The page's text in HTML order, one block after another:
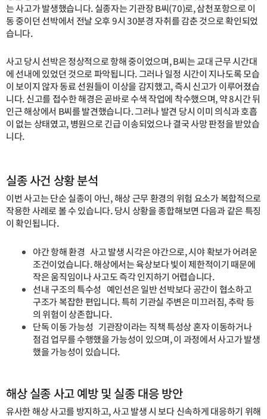
는 사고가 발생했습니다. 실종자는 기관장 B씨(70)로, 삼천포항으로 이
동 중이던 선박에서 전날 오후 9시 30분경 자취를 감춘 것으로 확인되었
습니다.
사고 당시 선박은 정상적으로 항해 중이었으며, B씨는 교대 근무 시간대
에 선내에 있었던 것으로 파악됩니다. 그러나 일정 시간이 지나도록 모습
이 보이지 않자 동료 선원들이 이상을 감지했고, 즉시 신고가 이루어졌습
니다. 신고를 접수한 해경은 곧바로 수색 작업에 착수했으며, 약 8시간 뒤
인근 해상에서 B씨를 발견했습니다. 그러나 발견 당시 이미 의식과 호흡
이 없는 상태였고, 병원으로 긴급 이송되었으나 결국 사망 판정을 받았습
니다.
실종 사건 상황 분석
이번 사고는 단순 실종이 아닌, 해상 근무 환경의 위험 요소가 복합적으로
작용한 사례로 볼 수 있습니다. 당시 상황을 종합해보면 다음과 같은 특징
이 확인됩니다.
야간 항해 환경 사고 발생 시각은 야간으로, 시야 확보가 어려운
조건이었습니다. 해상에서는 육상보다 빛이 제한적이기 때문에
작은 움직임이나 사고도 즉각 인지하기 어렵습니다.
선내 구조의 특수성 예인선은 일반 선박보다 공간이 협소하고
구조가 복잡한 편입니다. 특히 기관실 주변은 미끄러짐, 추락 등
의 위험이 상존합니다.
단독 이동 가능성 기관장이라는 직책 특성상 혼자 이동하거나
점검 업무를 수행했을 가능성이 있으며, 이 과정에서 사고가 발생
했을 가능성이 있습니다.
해상 실종 사고 예방 및 실종 대응 방안
유사한 해상 사고를 방지하고, 사고 발생 시 보다 신속하게 대응하기 위해